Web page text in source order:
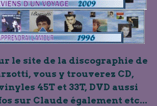
le site de la discographie de
vous y trouverez CD,
45T et 33T, DVD aussi
sur Claude également etc...